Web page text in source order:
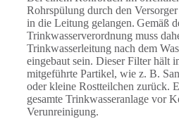
Rohrspülung durch den
in die Leitung gelangen. Gemäß
Trinkwasserverordnung muss
Trinkwasserleitung nach dem
eingebaut sein. Dieser Filter hält
mitgeführte Partikel, wie z. B.
oder kleine Rostteilchen zurück.
gesamte Trinkwasseranlage vor
Verunreinigung.